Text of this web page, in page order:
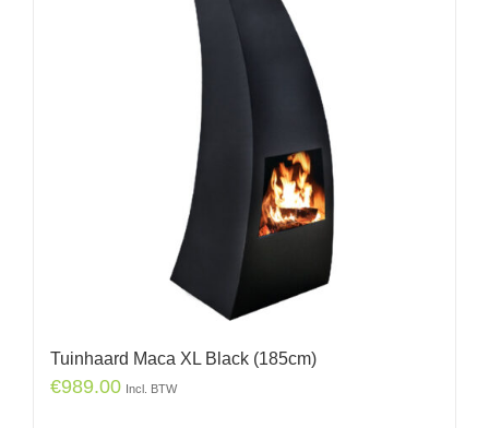
Tuinhaard Maca XL Black (185cm)
€989.00 Incl. BTW